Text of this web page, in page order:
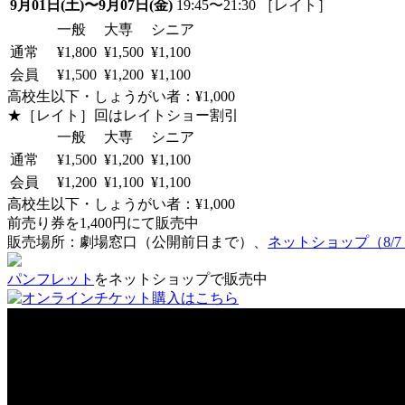
9月01日(土)〜9月07日(金) 19:45〜21:30 ［レイト］
一般
大専
シニア
通常
¥1,800 ¥1,500 ¥1,100
会員
¥1,500 ¥1,200 ¥1,100
高校生以下・しょうがい者：¥1,000
★［レイト］回はレイトショー割引
一般
大専
シニア
通常
¥1,500 ¥1,200 ¥1,100
会員
¥1,200 ¥1,100 ¥1,100
高校生以下・しょうがい者：¥1,000
前売り券を1,400円にて販売中
販売場所：劇場窓口（公開前日まで）、 ネットショップ（8/7
パンフレット をネットショップで販売中